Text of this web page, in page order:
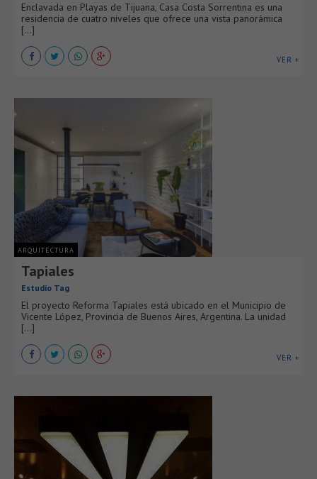
Enclavada en Playas de Tijuana, Casa Costa Sorrentina es una
residencia de cuatro niveles que ofrece una vista panorámica
[...]
VER +
ARQUITECTURA
Tapiales
Estudio Tag
El proyecto Reforma Tapiales está ubicado en el Municipio de
Vicente López, Provincia de Buenos Aires, Argentina. La unidad
[...]
VER +